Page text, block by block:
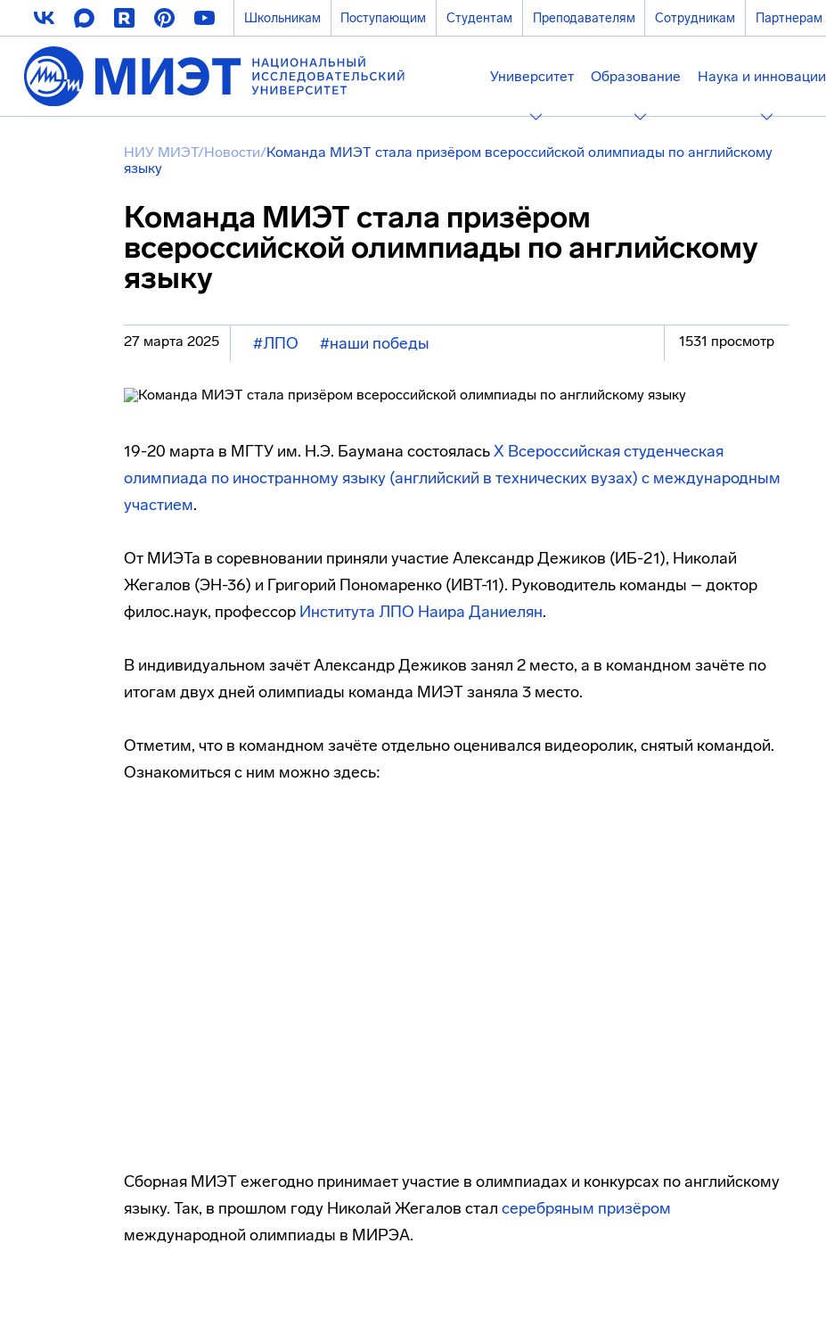
Школьникам Поступающим Студентам Преподавателям Сотрудникам Партнерам
Университет Образование Наука и инновации
НИУ МИЭТ/Новости/Команда МИЭТ стала призёром всероссийской олимпиады по английскому
языку
Команда МИЭТ стала призёром
всероссийской олимпиады по английскому
языку
27 марта 2025 #ЛПО #наши победы 1531 просмотр
19-20 марта в МГТУ им. Н.Э. Баумана состояласьX Всероссийская студенческая
олимпиада по иностранному языку (английский в технических вузах) с международным
участием.
От МИЭТа в соревновании приняли участие Александр Дежиков (ИБ-21), Николай
Жегалов (ЭН-36) и Григорий Пономаренко (ИВТ-11). Руководитель команды – доктор
филос.наук, профессор Института ЛПО Наира Даниелян.
В индивидуальном зачёт Александр Дежиков занял 2 место, а в командном зачёте по
итогам двух дней олимпиады команда МИЭТ заняла 3 место.
Отметим, что в командном зачёте отдельно оценивался видеоролик, снятый командой.
Ознакомиться с ним можно здесь:
Сборная МИЭТ ежегодно принимает участие в олимпиадах и конкурсах по английскому
языку. Так, в прошлом году Николай Жегалов стал серебряным призёром
международной олимпиады в МИРЭА.